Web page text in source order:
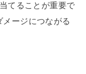
てることが重要で
ージにつながる